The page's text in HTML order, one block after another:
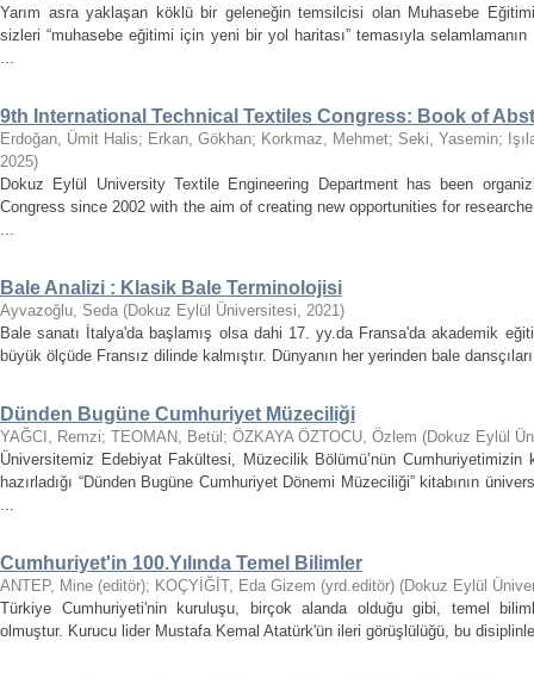
Yarım asra yaklaşan köklü bir geleneğin temsilcisi olan Muhasebe
sizleri “muhasebe eğitimi için yeni bir yol haritası” temasıyla
...
9th International Technical Textiles Congress: Book of
Erdoğan, Ümit Halis; Erkan, Gökhan; Korkmaz, Mehmet; Seki, Yasemin;
2025)
Dokuz Eylül University Textile Engineering Department has been
Congress since 2002 with the aim of creating new opportunities for
...
Bale Analizi : Klasik Bale Terminolojisi
Ayvazoğlu, Seda (Dokuz Eylül Üniversitesi, 2021)
Bale sanatı İtalya'da başlamış olsa dahi 17. yy.da Fransa'da akademik
büyük ölçüde Fransız dilinde kalmıştır. Dünyanın her yerinden bale
Dünden Bugüne Cumhuriyet Müzeciliği
YAĞCI, Remzi; TEOMAN, Betül ; ÖZKAYA ÖZTOCU, Özlem (Dokuz Eylül
Üniversitemiz Edebiyat Fakültesi, Müzecilik Bölümü’nün Cumhuriyetimizin
hazırladığı “Dünden Bugüne Cumhuriyet Dönemi Müzeciliği” kitabının
...
Cumhuriyet'in 100.Yılında Temel Bilimler
ANTEP, Mine (editör); KOÇYİĞİT, Eda Gizem (yrd.editör) (Dokuz Eylül
Türkiye Cumhuriyeti'nin kuruluşu, birçok alanda olduğu gibi, temel
olmuştur. Kurucu lider Mustafa Kemal Atatürk'ün ileri görüşlülüğü, bu